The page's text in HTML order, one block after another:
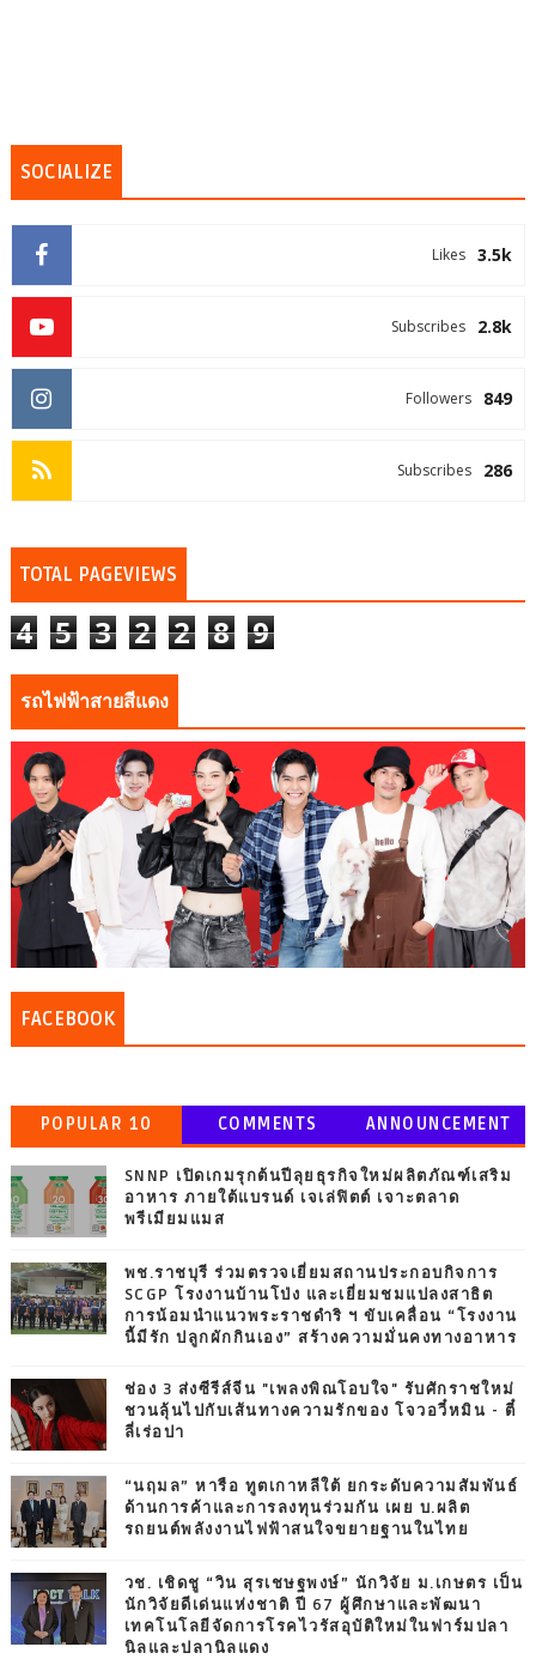
SOCIALIZE
3.5k
Likes
2.8k
Subscribes
849
Followers
286
Subscribes
TOTAL PAGEVIEWS
4 5 3 2 2 8 9
รถไฟฟ้าสายสีแดง
FACEBOOK
POPULAR 10 COMMENTS ANNOUNCEMENT
SNNP เปิดเกมรุกต้นปีลุยธุรกิจใหม่ผลิตภัณฑ์เสริม
อาหาร ภายใต้แบรนด์ เจเล่ฟิตต์ เจาะตลาด
พรีเมียมแมส
พช.ราชบุรี ร่วมตรวจเยี่ยมสถานประกอบกิจการ
SCGP โรงงานบ้านโป่ง และเยี่ยมชมแปลงสาธิต
การน้อมนำแนวพระราชดำริ ฯ ขับเคลื่อน “โรงงาน
นี้มีรัก ปลูกผักกินเอง” สร้างความมั่นคงทางอาหาร
ช่อง 3 ส่งซีรีส์จีน "เพลงพิณโอบใจ" รับศักราชใหม่
ชวนลุ้นไปกับเส้นทางความรักของ โจวอวี๋หมิน - ตี๋
ลี่เร่อปา
“นฤมล” หารือ ทูตเกาหลีใต้ ยกระดับความสัมพันธ์
ด้านการค้าและการลงทุนร่วมกัน เผย บ.ผลิต
รถยนต์พลังงานไฟฟ้าสนใจขยายฐานในไทย
วช. เชิดชู “วิน สุรเชษฐพงษ์” นักวิจัย ม.เกษตร เป็น
นักวิจัยดีเด่นแห่งชาติ ปี 67 ผู้ศึกษาและพัฒนา
เทคโนโลยีจัดการโรคไวรัสอุบัติใหม่ในฟาร์มปลา
นิลและปลานิลแดง